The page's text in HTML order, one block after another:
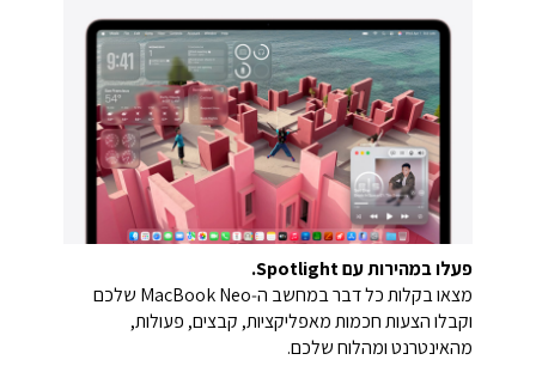
פעלו במהירות עם Spotlight.
מצאו בקלות כל דבר במחשב ה‑MacBook Neo שלכם
וקבלו הצעות חכמות מאפליקציות, קבצים, פעולות,
מהאינטרנט ומהלוח שלכם.